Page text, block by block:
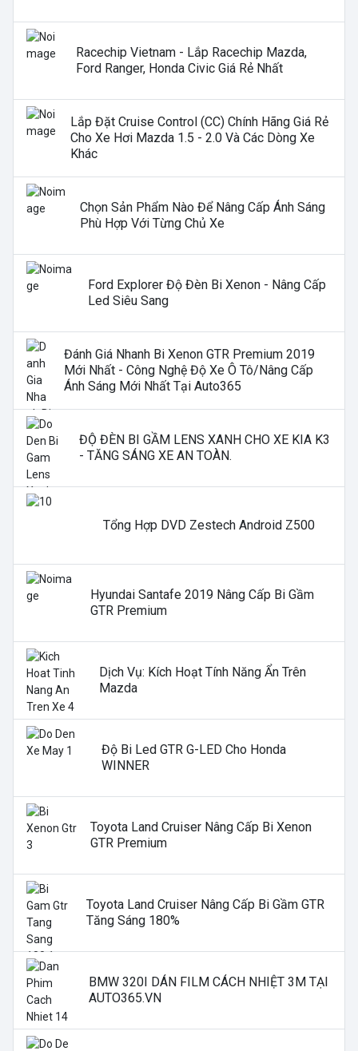
Racechip Vietnam - Lắp Racechip Mazda,
Ford Ranger, Honda Civic Giá Rẻ Nhất
Lắp Đặt Cruise Control (CC) Chính Hãng Giá Rẻ
Cho Xe Hơi Mazda 1.5 - 2.0 Và Các Dòng Xe
Khác
Chọn Sản Phẩm Nào Để Nâng Cấp Ánh Sáng
Phù Hợp Với Từng Chủ Xe
Ford Explorer Độ Đèn Bi Xenon - Nâng Cấp
Led Siêu Sang
Đánh Giá Nhanh Bi Xenon GTR Premium 2019
Mới Nhất - Công Nghệ Độ Xe Ô Tô/nâng Cấp
Ánh Sáng Mới Nhất Tại Auto365
ĐỘ ĐÈN BI GẦM LENS XANH CHO XE KIA K3
- TĂNG SÁNG XE AN TOÀN.
Tổng Hợp DVD Zestech Android Z500
Hyundai Santafe 2019 Nâng Cấp Bi Gầm
GTR Premium
Dịch Vụ: Kích Hoạt Tính Năng Ẩn Trên
Mazda
Độ Bi Led GTR G-LED Cho Honda
WINNER
Toyota Land Cruiser Nâng Cấp Bi Xenon
GTR Premium
Toyota Land Cruiser Nâng Cấp Bi Gầm GTR
Tăng Sáng 180%
BMW 320I DÁN FILM CÁCH NHIỆT 3M TẠI
AUTO365.VN